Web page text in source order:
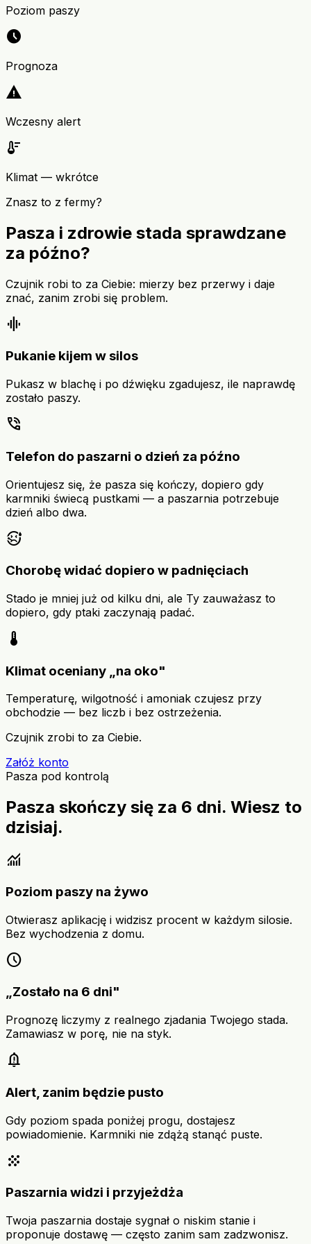
Poziom paszy
schedule
Prognoza
warning
Wczesny alert
thermostat
Klimat — wkrótce
Znasz to z fermy?
Pasza i zdrowie stada sprawdzane
za późno?
Czujnik robi to za Ciebie: mierzy bez przerwy i daje
znać, zanim zrobi się problem.
graphic_eq
Pukanie kijem w silos
Pukasz w blachę i po dźwięku zgadujesz, ile naprawdę
zostało paszy.
phone_in_talk
Telefon do paszarni o dzień za późno
Orientujesz się, że pasza się kończy, dopiero gdy
karmniki świecą pustkami — a paszarnia potrzebuje
dzień albo dwa.
sick
Chorobę widać dopiero w padnięciach
Stado je mniej już od kilku dni, ale Ty zauważasz to
dopiero, gdy ptaki zaczynają padać.
device_thermostat
Klimat oceniany „na oko"
Temperaturę, wilgotność i amoniak czujesz przy
obchodzie — bez liczb i bez ostrzeżenia.
Czujnik zrobi to za Ciebie.
Załóż konto
Pasza pod kontrolą
Pasza skończy się za 6 dni. Wiesz to
dzisiaj.
monitoring
Poziom paszy na żywo
Otwierasz aplikację i widzisz procent w każdym silosie.
Bez wychodzenia z domu.
schedule
„Zostało na 6 dni"
Prognozę liczymy z realnego zjadania Twojego stada.
Zamawiasz w porę, nie na styk.
notification_important
Alert, zanim będzie pusto
Gdy poziom spada poniżej progu, dostajesz
powiadomienie. Karmniki nie zdążą stanąć puste.
grain
Paszarnia widzi i przyjeżdża
Twoja paszarnia dostaje sygnał o niskim stanie i
proponuje dostawę — często zanim sam zadzwonisz.